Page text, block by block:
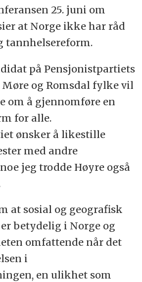
25. juni om
at Norge ikke har råd
på Pensjonistpartiets
og Romsdal fylke vil
om å gjennomføre en
for alle.
ønsker å likestille
med andre
jeg trodde Høyre også
at sosial og geografisk
betydelig i Norge og
omfattende når det
i
en ulikhet som